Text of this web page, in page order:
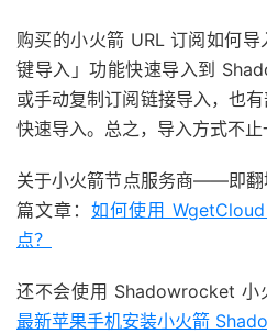
购买的小火箭 URL 订阅如何
键导入」功能快速导入到
或手动复制订阅链接导入，也
快速导入。总之，导入方式不止
关于小火箭节点服务商——即翻
篇文章： 如何使用
点？
还不会使用 Shadowrocket 小
最新苹果手机安装小火箭